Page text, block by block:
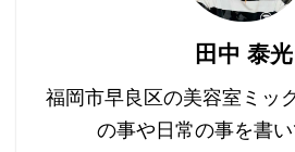
がら、その存在の意味、
理由、背景をほとんど知
らずに今を生きていま
す。 インバンドで外国人
田中 泰光
福岡市早良区の美容室ミッ
の事や日常の事を書い